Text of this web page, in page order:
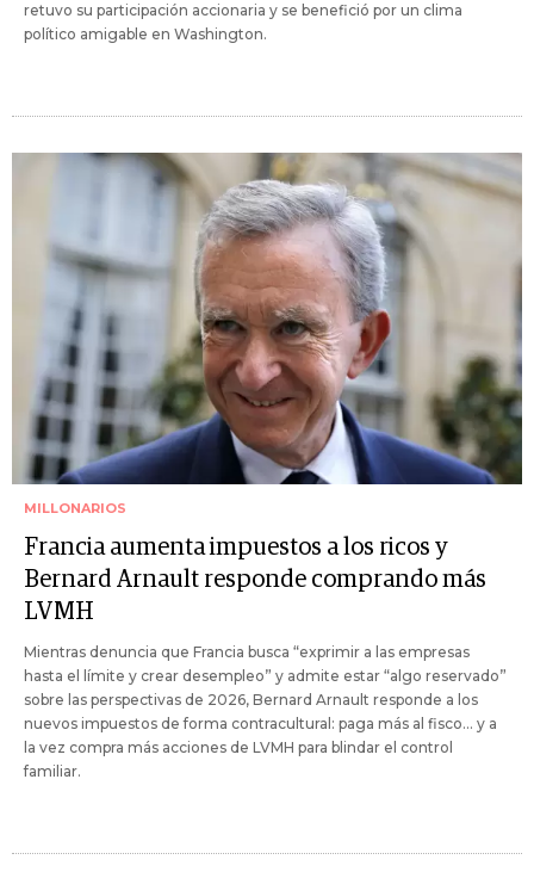
retuvo su participación accionaria y se benefició por un clima
político amigable en Washington.
MILLONARIOS
Francia aumenta impuestos a los ricos y
Bernard Arnault responde comprando más
LVMH
Mientras denuncia que Francia busca “exprimir a las empresas
hasta el límite y crear desempleo” y admite estar “algo reservado”
sobre las perspectivas de 2026, Bernard Arnault responde a los
nuevos impuestos de forma contracultural: paga más al fisco… y a
la vez compra más acciones de LVMH para blindar el control
familiar.